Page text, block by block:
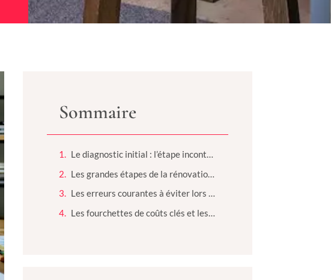
Sommaire
Le diagnostic initial : l’étape incontournable
Les erreurs courantes à éviter lors d’une rénovation